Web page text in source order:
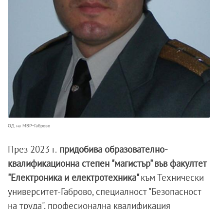
ОД на МВР-Габрово
През 2023 г. придобива образователно-
квалификационна степен "магистър" във факултет
"Електроника и електротехника"към Технически
университет-Габрово, специалност "Безопасност
на труда", професионална квалификация